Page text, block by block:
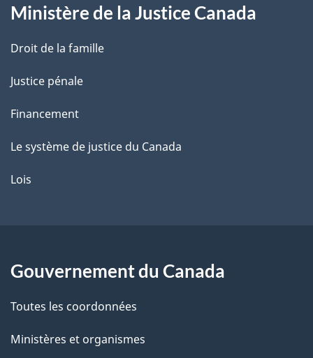
e
Ministère de la Justice Canada
Droit de la famille
Justice pénale
Financement
Le système de justice du Canada
Lois
Gouvernement du Canada
Toutes les coordonnées
Ministères et organismes